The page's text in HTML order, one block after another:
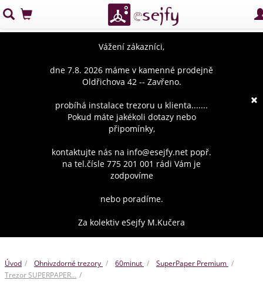
×
Vážení zákazníci,
dne 7.8. 2026 máme v kamenné prodejně
Oldřichova 42 -- Zavřeno.
probíhá instalace trezoru u klienta.......
Pokud máte jakékoli dotazy nebo
připomínky,
kontaktujte nás na info@esejfy.net popř.
na tel.čísle 775 201 001 rádi Vám je
zodpovíme
nebo poradíme.
Za kolektiv eSejfy M.Kučera
Úvod Ohnivzdorné trezory 60minut
SuperPaper Premium
Trezor SUPERPAPER…